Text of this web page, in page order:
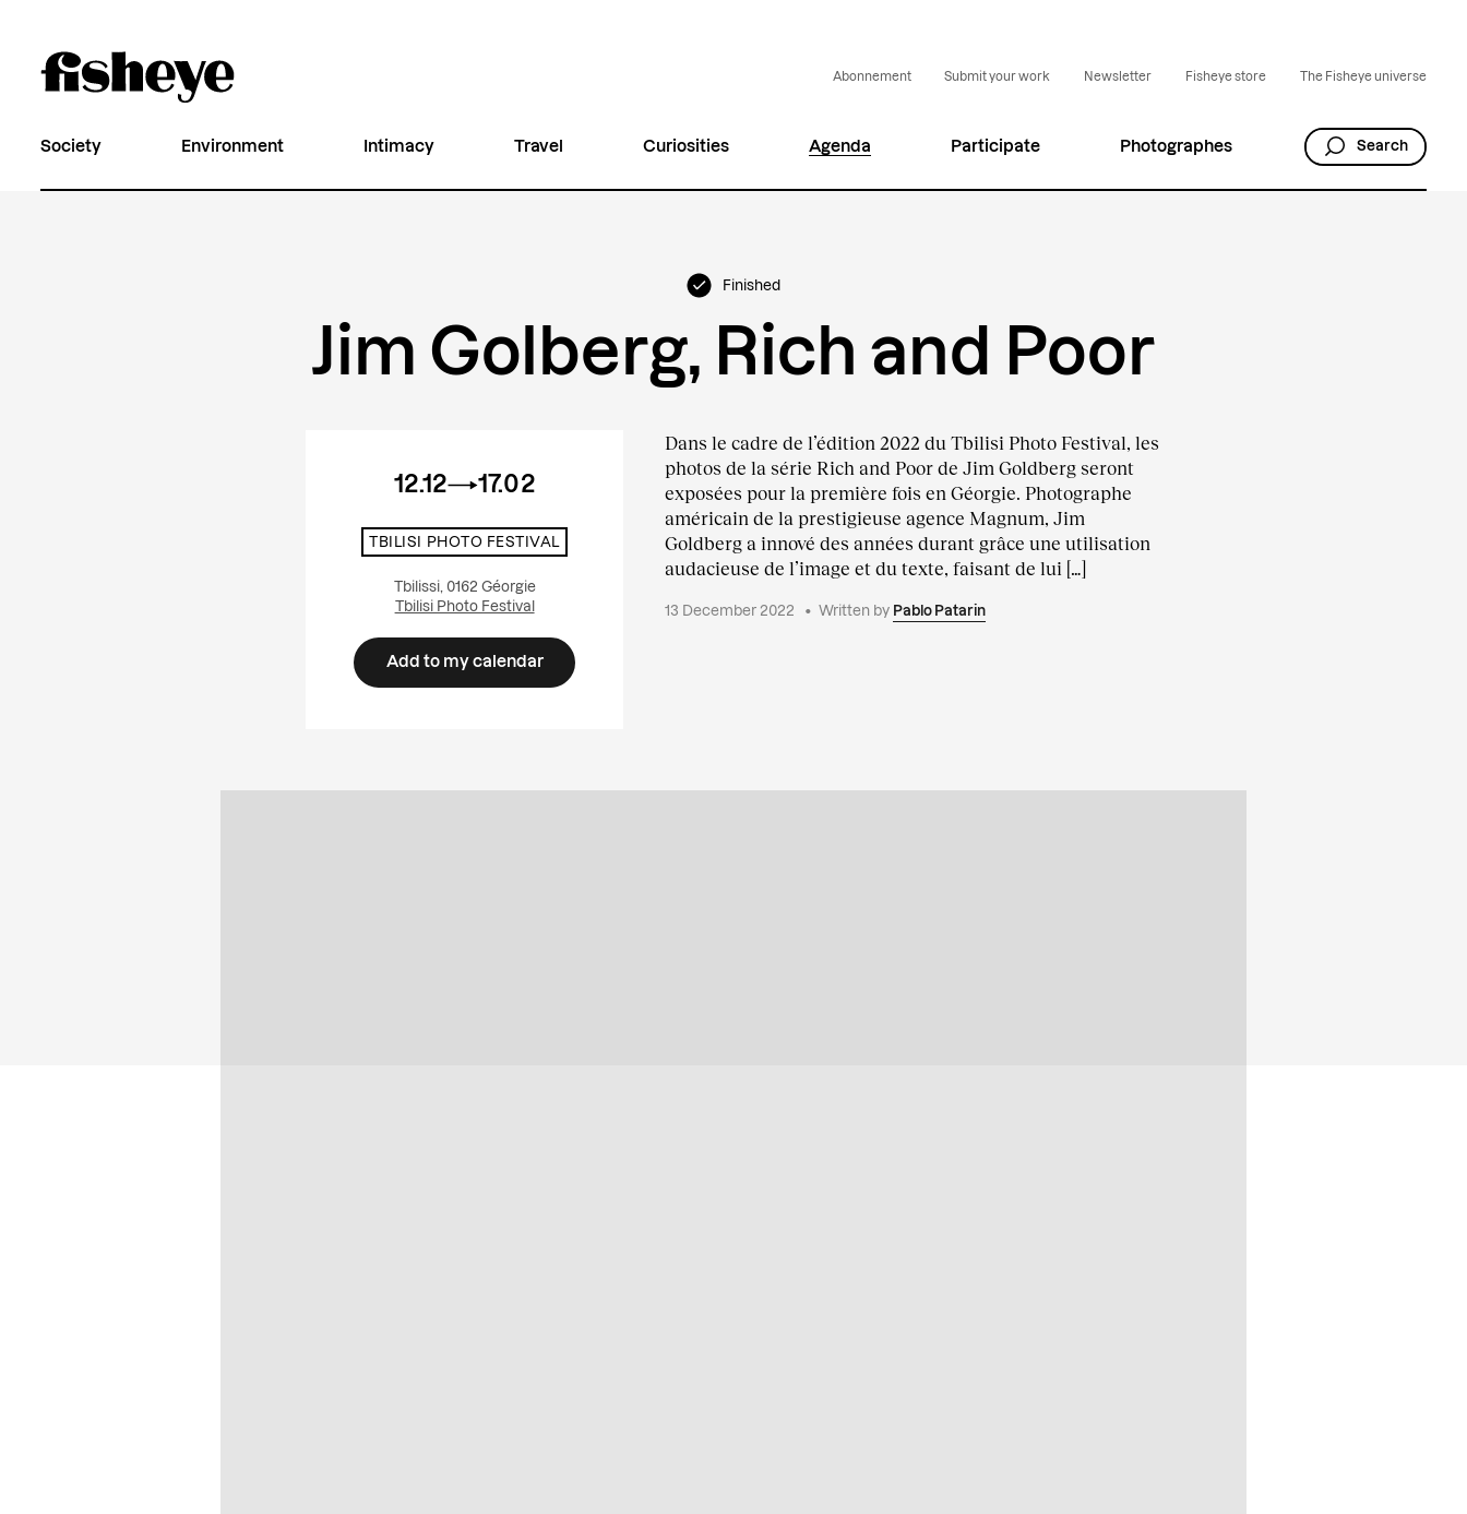
Abonnement Submit your work Newsletter Fisheye store The Fisheye universe
Society Environment Intimacy Travel Curiosities Agenda Participate Photographes Search
Finished
Jim Golberg, Rich and Poor
12.12 17.02
TBILISI PHOTO FESTIVAL
Tbilissi, 0162 Géorgie
Tbilisi Photo Festival
Add to my calendar
Dans le cadre de l’édition 2022 du Tbilisi Photo Festival, les
photos de la série Rich and Poor de Jim Goldberg seront
exposées pour la première fois en Géorgie. Photographe
américain de la prestigieuse agence Magnum, Jim
Goldberg a innové des années durant grâce une utilisation
audacieuse de l’image et du texte, faisant de lui […]
13 December 2022 • Written by Pablo Patarin